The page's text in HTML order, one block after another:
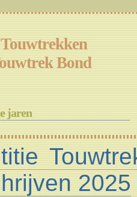
Bond
jaren
2025